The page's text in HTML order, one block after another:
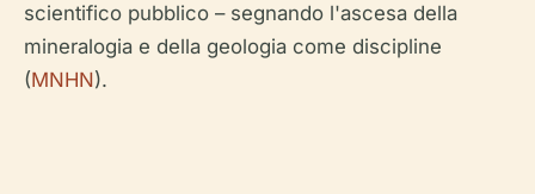
scientifico pubblico – segnando l'ascesa della
mineralogia e della geologia come discipline
(MNHN).